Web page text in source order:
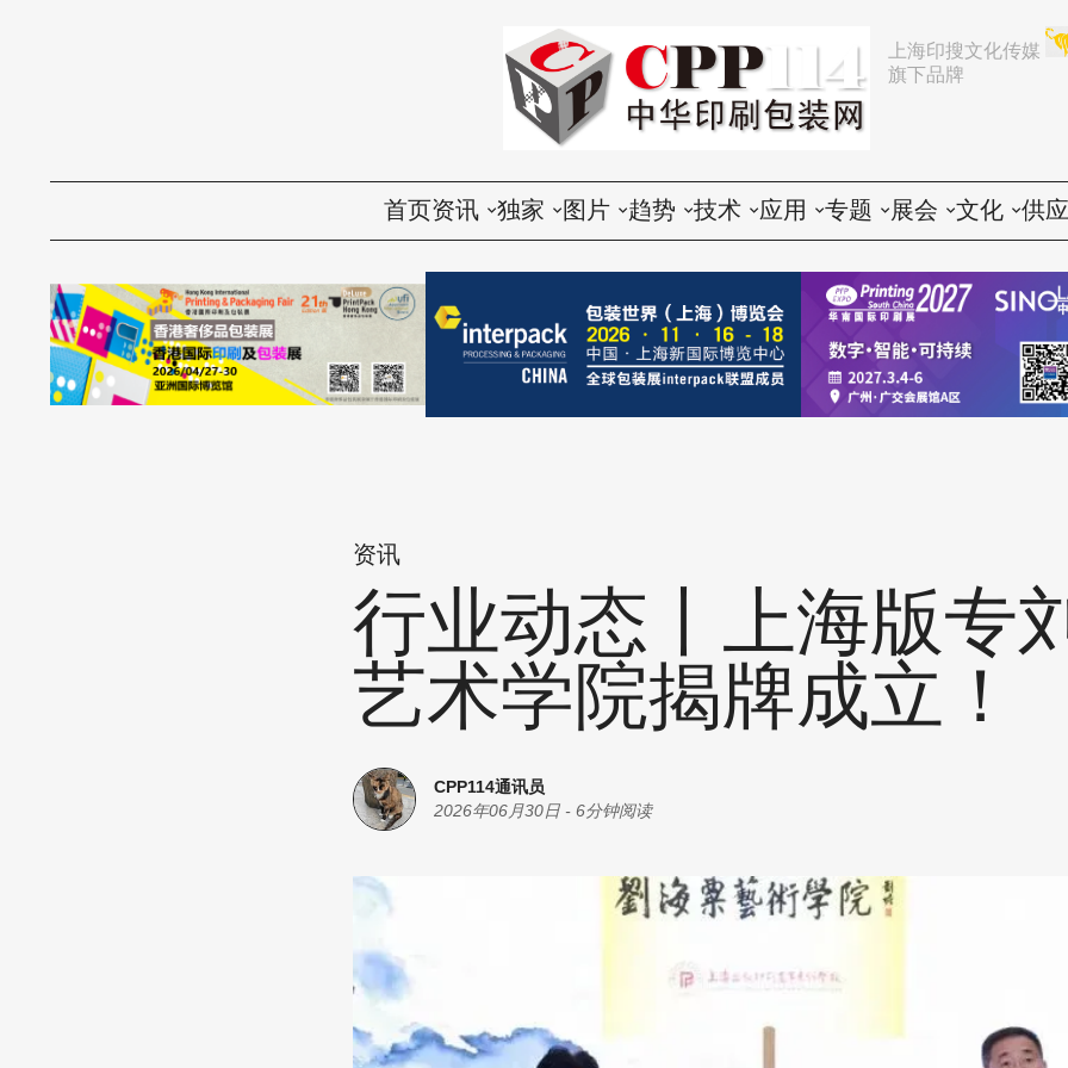
上海印搜文化传媒
旗下品牌
首页资讯
国内
国际
独家
评论
访谈
话题
图片
活动
展会
设备
趋势
行业动态
企业动态
营销
商机
技术
印前
印中
印后
应用
胶印
数码
标签
丝印
其他
专题
展会
企业
咨询
展会
推荐
中国
东南亚
文化
文化创意
供应
会议
印
印
资讯
行业动态丨上海版专
艺术学院揭牌成立！
CPP114通讯员
2026年06月30日- 6分钟阅读